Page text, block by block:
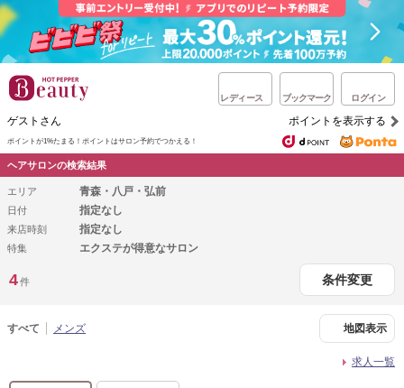
レディース ブックマーク ログイン
ゲストさん ポイントを表示する
ポイントが1%たまる！ ポイントはサロン予約でつかえる！
ヘアサロンの検索結果
エリア 青森・八戸・弘前
日付 指定なし
来店時刻 指定なし
特集 エクステが得意なサロン
4件 条件変更
すべて メンズ 地図表示
求人一覧